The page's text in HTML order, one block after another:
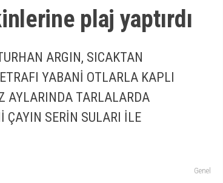
plaj yaptırdı
ARGIN, SICAKTAN
YABANİ OTLARLA KAPLI
AYLARINDA TARLALARDA
ÇAYIN SERİN SULARI İLE
Genel